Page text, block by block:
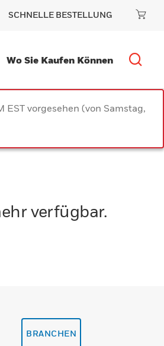
SCHNELLE BESTELLUNG
Wo Sie Kaufen Können
vorgesehen (von Samstag,
verfügbar.
BRANCHEN